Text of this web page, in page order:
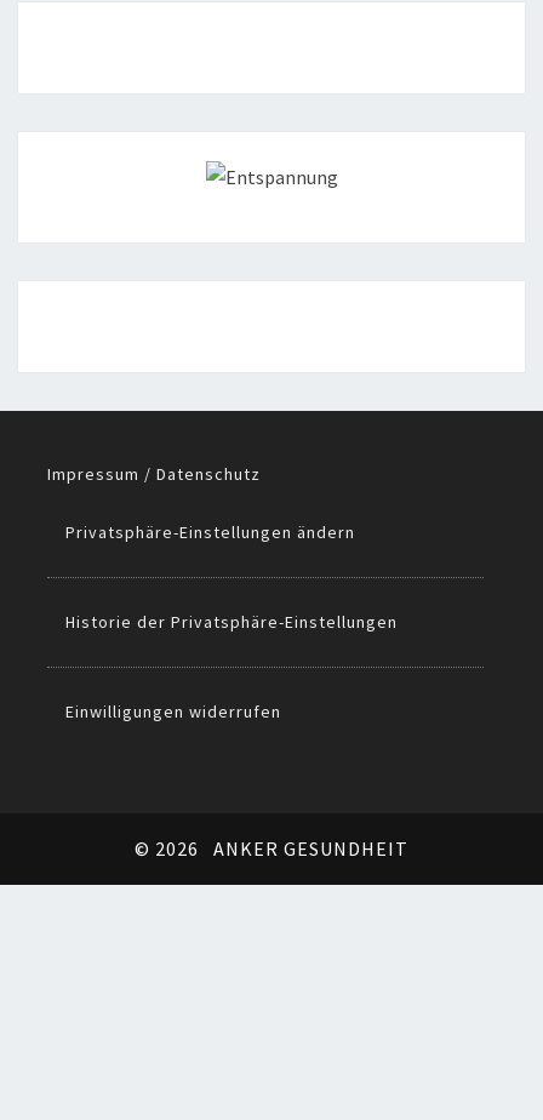
Impressum / Datenschutz
Privatsphäre-Einstellungen ändern
Historie der Privatsphäre-Einstellungen
Einwilligungen widerrufen
© 2026 ANKER GESUNDHEIT